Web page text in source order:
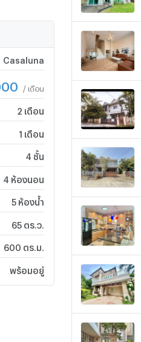
Casaluna
/ เดือน
2 เดือน
1 เดือน
4 ชั้น
4 ห้องนอน
5 ห้องน้ำ
65 ตร.ว.
600 ตร.ม.
พร้อมอยู่